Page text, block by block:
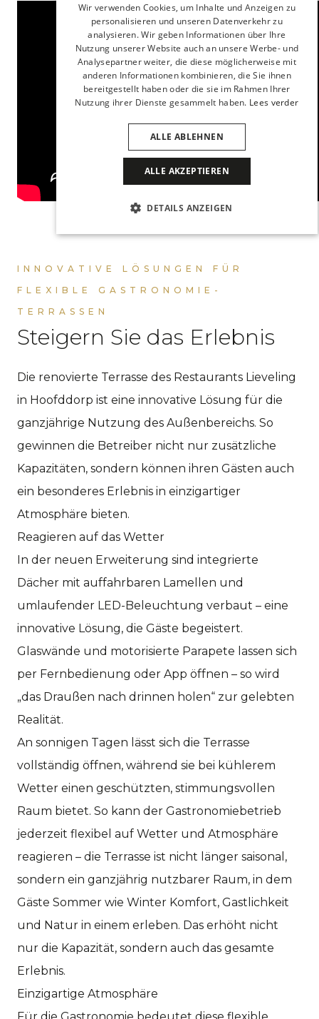
INNOVATIVE LÖSUNGEN FÜR
FLEXIBLE GASTRONOMIE-
TERRASSEN
Steigern Sie das Erlebnis
Die renovierte Terrasse des Restaurants Lieveling
in Hoofddorp ist eine innovative Lösung für die
ganzjährige Nutzung des Außenbereichs. So
gewinnen die Betreiber nicht nur zusätzliche
Kapazitäten, sondern können ihren Gästen auch
ein besonderes Erlebnis in einzigartiger
Atmosphäre bieten.
Reagieren auf das Wetter
In der neuen Erweiterung sind integrierte
Dächer mit auffahrbaren Lamellen und
umlaufender LED-Beleuchtung verbaut – eine
innovative Lösung, die Gäste begeistert.
Glaswände und motorisierte Parapete lassen sich
per Fernbedienung oder App öffnen – so wird
„das Draußen nach drinnen holen“ zur gelebten
Realität.
An sonnigen Tagen lässt sich die Terrasse
vollständig öffnen, während sie bei kühlerem
Wetter einen geschützten, stimmungsvollen
Raum bietet. So kann der Gastronomiebetrieb
jederzeit flexibel auf Wetter und Atmosphäre
reagieren – die Terrasse ist nicht länger saisonal,
sondern ein ganzjährig nutzbarer Raum, in dem
Gäste Sommer wie Winter Komfort, Gastlichkeit
und Natur in einem erleben. Das erhöht nicht
nur die Kapazität, sondern auch das gesamte
Erlebnis.
Einzigartige Atmosphäre
Für die Gastronomie bedeutet diese flexible
Wir verwenden Cookies, um Inhalte und Anzeigen zu
personalisieren und unseren Datenverkehr zu
analysieren. Wir geben Informationen über Ihre
Nutzung unserer Website auch an unsere Werbe- und
Analysepartner weiter, die diese möglicherweise mit
anderen Informationen kombinieren, die Sie ihnen
bereitgestellt haben oder die sie im Rahmen Ihrer
Nutzung ihrer Dienste gesammelt haben. Lees verder
ALLE AKZEPTIEREN
ALLE ABLEHNEN
DETAILS ANZEIGEN